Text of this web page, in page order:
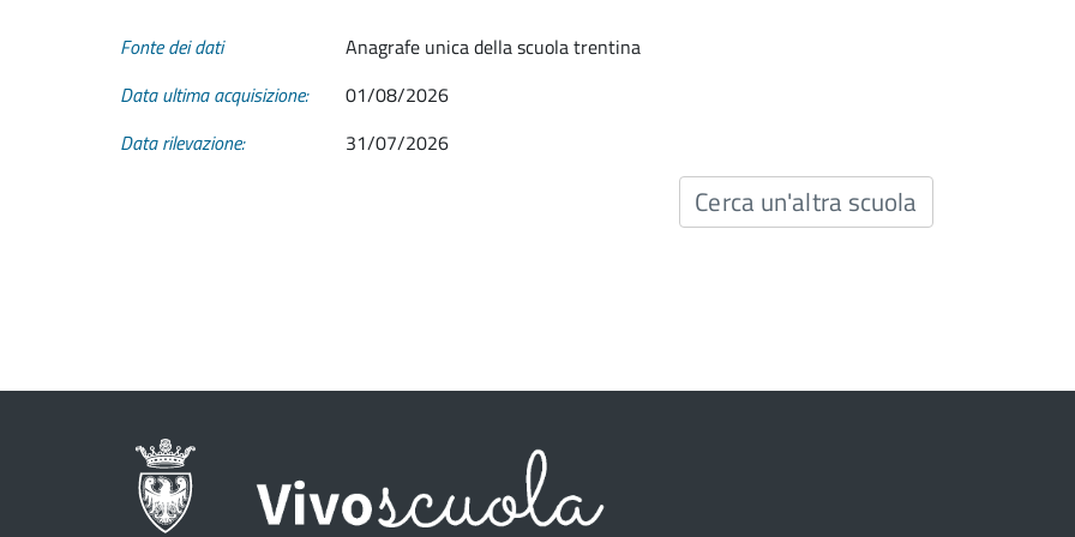
Fonte dei dati
Anagrafe unica della scuola trentina
Data ultima acquisizione:
01/08/2026
Data rilevazione:
31/07/2026
Cerca un'altra scuola